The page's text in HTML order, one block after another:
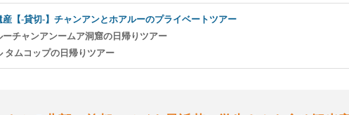
産【-貸切-】チャンアンとホアルーのプライベートツアー
ーチャンアンームア洞窟の日帰りツアー
タムコップの日帰りツアー